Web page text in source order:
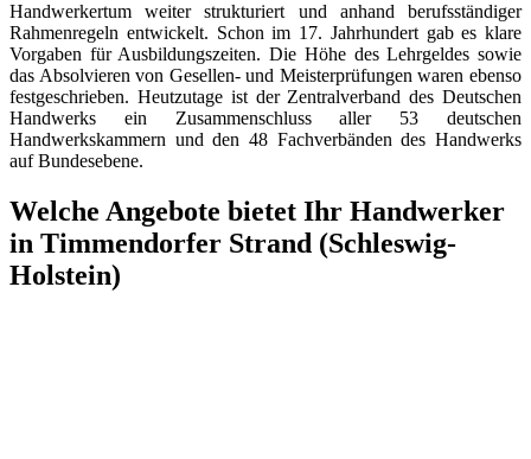
Handwerkertum weiter strukturiert und anhand berufsständiger
Rahmenregeln entwickelt. Schon im 17. Jahrhundert gab es klare
Vorgaben für Ausbildungszeiten. Die Höhe des Lehrgeldes sowie
das Absolvieren von Gesellen- und Meisterprüfungen waren ebenso
festgeschrieben. Heutzutage ist der Zentralverband des Deutschen
Handwerks ein Zusammenschluss aller 53 deutschen
Handwerkskammern und den 48 Fachverbänden des Handwerks
auf Bundesebene.
Welche Angebote bietet Ihr Handwerker
in Timmendorfer Strand (Schleswig-
Holstein)